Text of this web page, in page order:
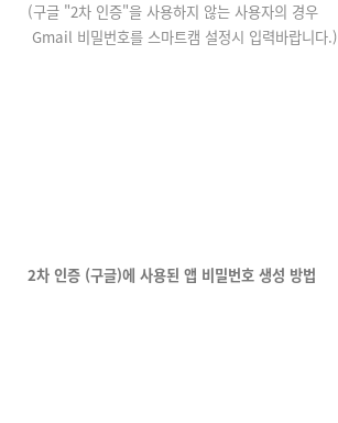
(구글 "2차 인증"을 사용하지 않는 사용자의 경우
Gmail 비밀번호를 스마트캠 설정시 입력바랍니다.)
2차 인증 (구글)에 사용된 앱 비밀번호 생성 방법